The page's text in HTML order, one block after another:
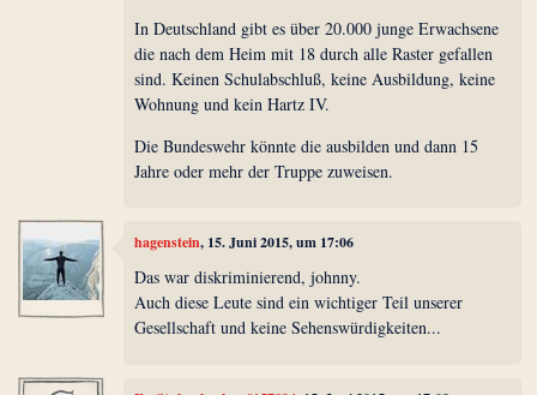
In Deutschland gibt es über 20.000 junge Erwachsene
die nach dem Heim mit 18 durch alle Raster gefallen
sind. Keinen Schulabschluß, keine Ausbildung, keine
Wohnung und kein Hartz IV.
Die Bundeswehr könnte die ausbilden und dann 15
Jahre oder mehr der Truppe zuweisen.
hagenstein, 15. Juni 2015, um 17:06
Das war diskriminierend, johnny.
Auch diese Leute sind ein wichtiger Teil unserer
Gesellschaft und keine Sehenswürdigkeiten...